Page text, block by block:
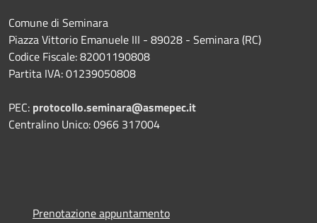
Comune di Seminara
Piazza Vittorio Emanuele III - 89028 - Seminara (RC)
Codice Fiscale: 82001190808
Partita IVA: 01239050808
PEC: protocollo.seminara@asmepec.it
Centralino Unico: 0966 317004
Prenotazione appuntamento